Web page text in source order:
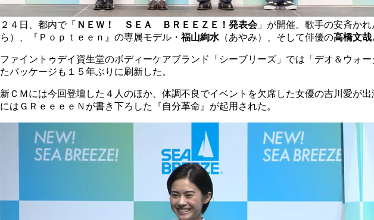
２４日、都内で「 ＮＥＷ！ ＳＥＡ ＢＲＥＥＺＥ！発表会」が開催。歌手の安斉か
ら）、『Ｐｏｐｔｅｅｎ』の専属モデル・福山絢水 （あやみ）、そして俳優の高橋文哉
ファイントゥデイ資生堂のボディーケアブランド「シーブリーズ」では「デオ＆ウォ
たパッケージも１５年ぶりに刷新した。
新ＣＭには今回登壇した４人のほか、体調不良でイベントを欠席した女優の吉川愛が
にはＧＲｅｅｅｅＮが書き下ろした『自分革命』が起用された。